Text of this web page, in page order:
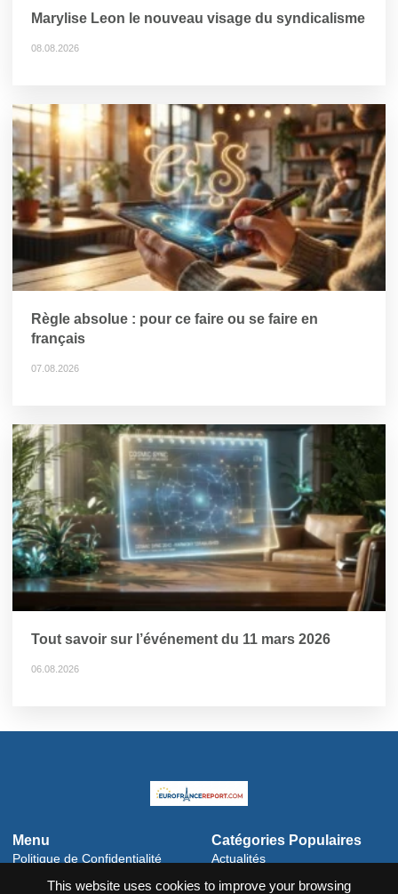
This website uses cookies to improve your browsing
Marylise Leon le nouveau visage du syndicalisme
08.08.2026
Règle absolue : pour ce faire ou se faire en
français
07.08.2026
Tout savoir sur l’événement du 11 mars 2026
06.08.2026
Menu
Politique de Confidentialité
Catégories Populaires
Actualités